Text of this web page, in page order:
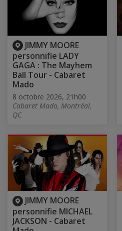
JIMMY MOORE
personnifie LADY
GAGA : The Mayhem
Ball Tour - Cabaret
Mado
8 octobre 2026, 21h00
Cabaret Mado, Montréal,
QC
JIMMY MOORE
personnifie MICHAEL
JACKSON - Cabaret